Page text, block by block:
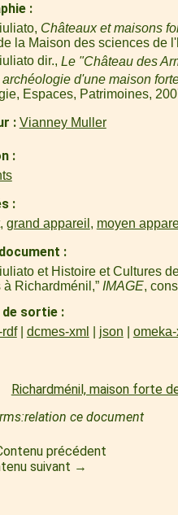
Châteaux et maisons
la Maison des sciences de
dir., Le "Château des
d'une maison
Espaces, Patrimoines,
Vianney Muller
, grand appareil , moyen
et Histoire et Cultures
Richardménil,” IMAGE,
de sortie
dcmes-xml json omeka-
Richardménil, maison forte
ce document
précédent
suivant →